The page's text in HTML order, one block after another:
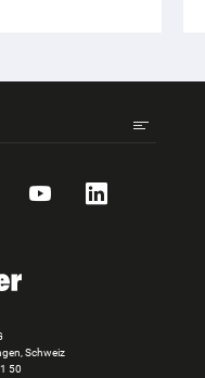
YouTubeLinkedIn
Schweiz
50